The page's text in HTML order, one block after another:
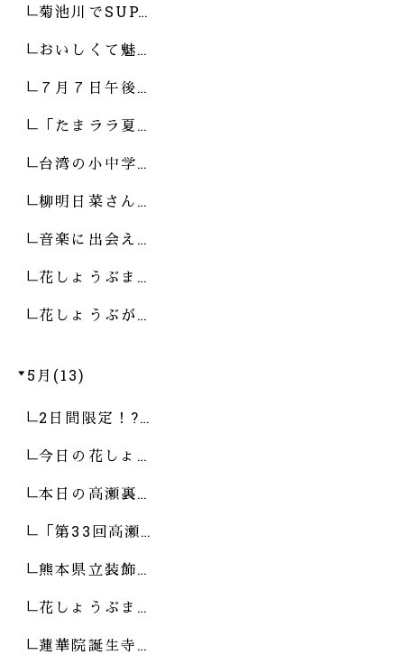
菊池川でSUP…
おいしくて魅…
７月７日午後…
「たまララ夏…
台湾の小中学…
柳明日菜さん…
音楽に出会え…
花しょうぶま…
花しょうぶが…
5月(13)
2日間限定！?…
今日の花しょ…
本日の高瀬裏…
「第33回高瀬…
熊本県立装飾…
花しょうぶま…
蓮華院誕生寺…